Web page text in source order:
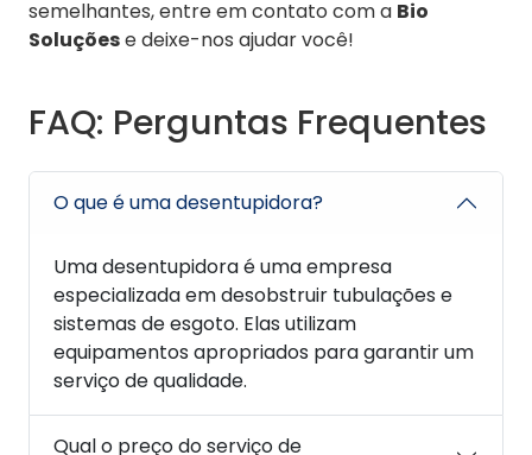
semelhantes, entre em contato com a Bio
Soluçõese deixe-nos ajudar você!
FAQ: Perguntas Frequentes
O que é uma desentupidora?
Uma desentupidora é uma empresa
especializada em desobstruir tubulações e
sistemas de esgoto. Elas utilizam
equipamentos apropriados para garantir um
serviço de qualidade.
Qual o preço do serviço de